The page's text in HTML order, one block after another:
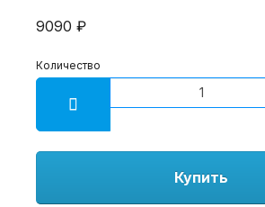
9090 ₽
Количество
Купить